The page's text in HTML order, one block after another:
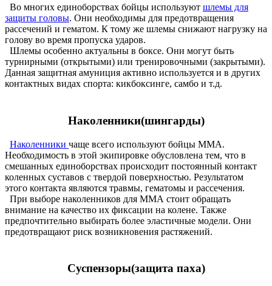
Во многих единоборствах бойцы используют шлемы для
защиты головы. Они необходимы для предотвращения
рассечений и гематом. К тому же шлемы снижают нагрузку на
голову во время пропуска ударов.
Шлемы особенно актуальны в боксе. Они могут быть
турнирными (открытыми) или тренировочными (закрытыми).
Данная защитная амуниция активно используется и в других
контактных видах спорта: кикбоксинге, самбо и т.д.
Наколенники(шингарды)
Наколенники чаще всего используют бойцы MMA.
Необходимость в этой экипировке обусловлена тем, что в
смешанных единоборствах происходит постоянный контакт
коленных суставов с твердой поверхностью. Результатом
этого контакта являются травмы, гематомы и рассечения.
При выборе наколенников для ММА стоит обращать
внимание на качество их фиксации на колене. Также
предпочтительно выбирать более эластичные модели. Они
предотвращают риск возникновения растяжений.
Суспензоры(защита паха)